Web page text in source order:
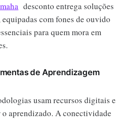
desconto entrega soluções
com fones de ouvido
para quem mora em
de Aprendizagem
usam recursos digitais e
aprendizado. A conectividade